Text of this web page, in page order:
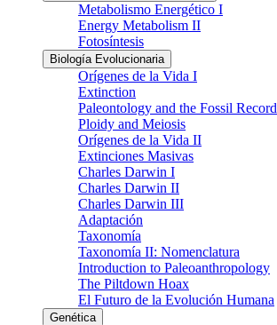
Metabolismo Energético I
Energy Metabolism II
Fotosíntesis
Biología Evolucionaria
Orígenes de la Vida I
Extinction
Paleontology and the Fossil Record
Ploidy and Meiosis
Orígenes de la Vida II
Extinciones Masivas
Charles Darwin I
Charles Darwin II
Charles Darwin III
Adaptación
Taxonomía
Taxonomía II: Nomenclatura
Introduction to Paleoanthropology
The Piltdown Hoax
El Futuro de la Evolución Humana
Genética